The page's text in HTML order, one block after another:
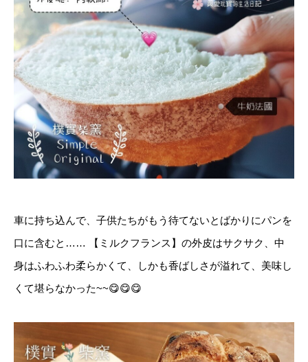
車に持ち込んで、子供たちがもう待てないとばかりにパンを
口に含むと…… 【ミルクフランス】の外皮はサクサク、中
身はふわふわ柔らかくて、しかも香ばしさが溢れて、美味し
くて堪らなかった~~😋😋😋